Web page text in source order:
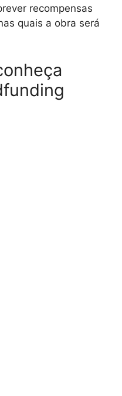
recompensas
quais a obra será